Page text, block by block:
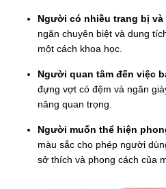
Người có nhiều trang bị
ngăn chuyên biệt và dung
một cách khoa học.
Người quan tâm đến việc
đựng vợt có đệm và ngăn
năng quan trọng.
Người muốn thể hiện
màu sắc cho phép người
sở thích và phong cách của